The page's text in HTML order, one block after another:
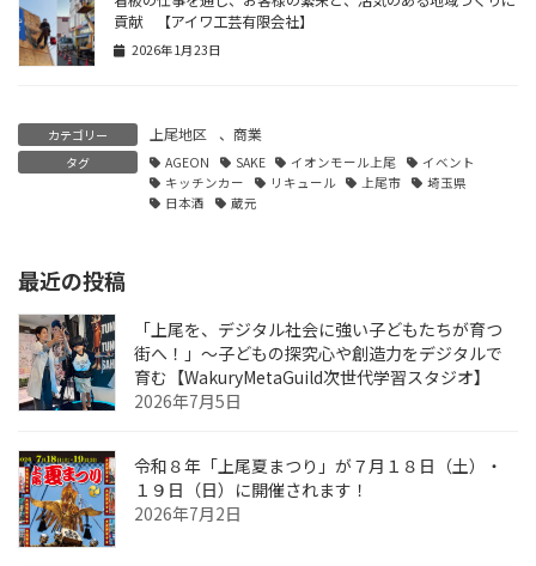
貢献 【アイワ工芸有限会社】
2026年1月23日
カテゴリー 上尾地区 、 商業
タグ AGEON SAKE イオンモール上尾
イベント
キッチンカー
リキュール 上尾市
埼玉県
日本酒
蔵元
最近の投稿
「上尾を、デジタル社会に強い子どもたちが育つ
街へ！」〜子どもの探究心や創造力をデジタルで
育む【WakuryMetaGuild次世代学習スタジオ】
2026年7月5日
令和８年「上尾夏まつり」が７月１８日（土）・
１９日（日）に開催されます！
2026年7月2日